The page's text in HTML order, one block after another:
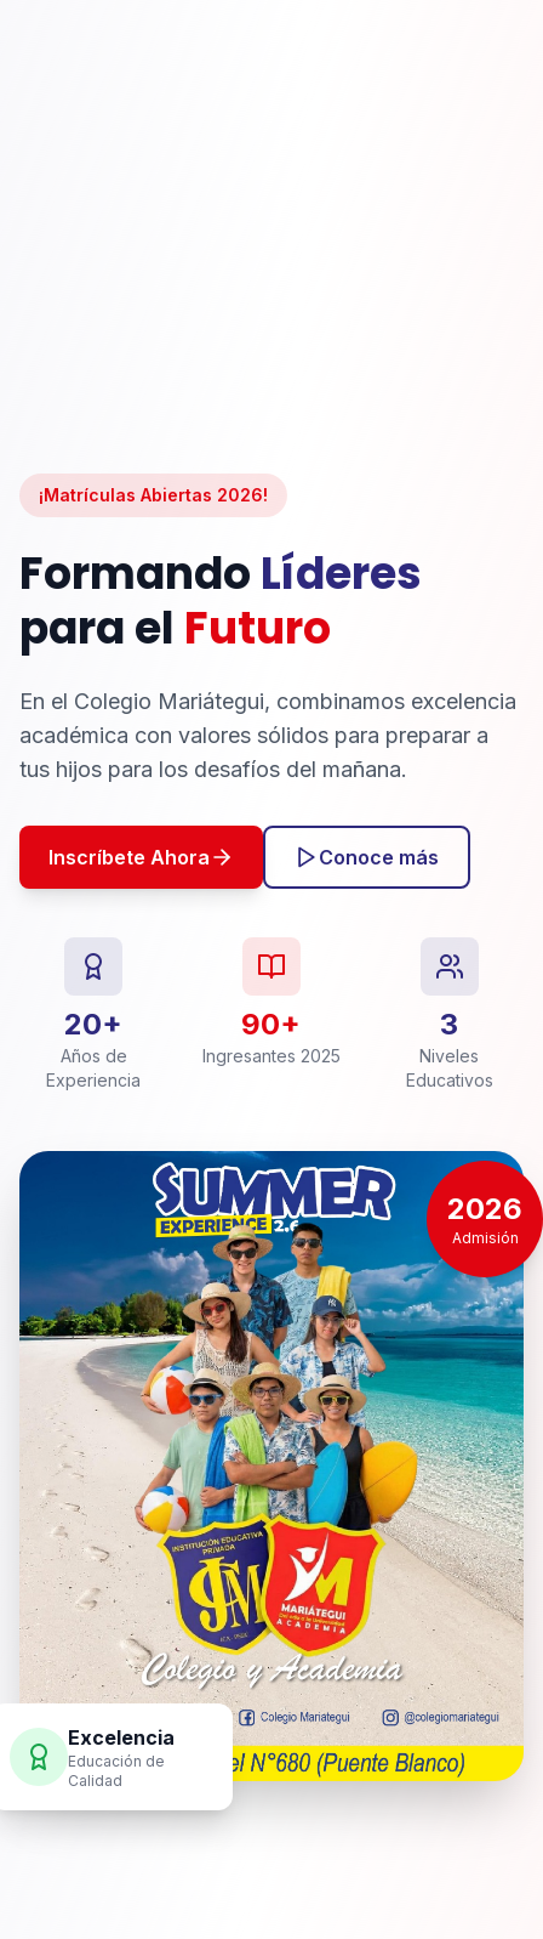
¡Matrículas Abiertas 2026!
Formando Líderes
para el Futuro
En el Colegio Mariátegui, combinamos excelencia
académica con valores sólidos para preparar a
tus hijos para los desafíos del mañana.
Inscríbete Ahora Conoce más
20+
Años de
Experiencia
90+
Ingresantes 2025
3
Niveles
Educativos
Excelencia
Educación de
Calidad
2026
Admisión